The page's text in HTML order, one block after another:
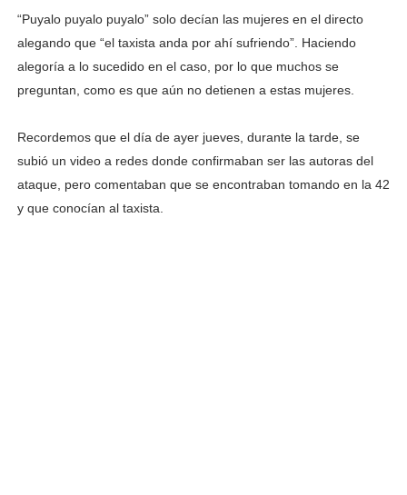
“Puyalo puyalo puyalo” solo decían las mujeres en el directo
alegando que “el taxista anda por ahí sufriendo”. Haciendo
alegoría a lo sucedido en el caso, por lo que muchos se
preguntan, como es que aún no detienen a estas mujeres.
Recordemos que el día de ayer jueves, durante la tarde, se
subió un video a redes donde confirmaban ser las autoras del
ataque, pero comentaban que se encontraban tomando en la 42
y que conocían al taxista.